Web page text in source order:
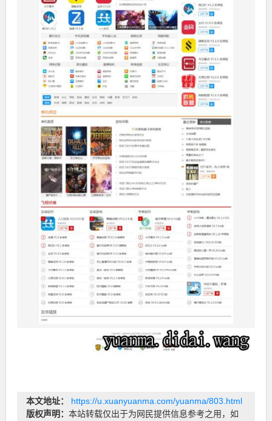
本文地址：
https://u.xuanyuanma.com/yuanma/803.html
版权声明： 本站转载仅出于为网民提供信息参考之用，如